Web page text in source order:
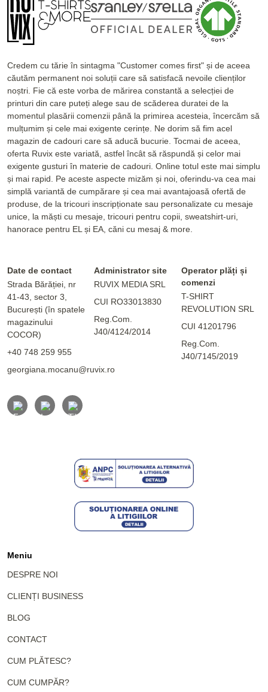
Credem cu tărie în sintagma "Customer comes first" și de aceea
căutăm permanent noi soluții care să satisfacă nevoile clienților
noștri. Fie că este vorba de mărirea constantă a selecției de
printuri din care puteți alege sau de scăderea duratei de la
momentul plasării comenzii până la primirea acesteia, încercăm să
mulțumim și cele mai exigente cerințe. Ne dorim să fim acel
magazin de cadouri care să aducă bucurie. Tocmai de aceea,
oferta Ruvix este variată, astfel încât să răspundă și celor mai
exigente gusturi în materie de cadouri. Online totul este mai simplu
și mai rapid. Pe aceste aspecte mizăm și noi, oferindu-va cea mai
simplă variantă de cumpărare și cea mai avantajoasă ofertă de
produse, de la tricouri inscripționate sau personalizate cu mesaje
unice, la măști cu mesaje, tricouri pentru copii, sweatshirt-uri,
hanorace pentru EL și EA, căni cu mesaj & more.
Date de contact
Strada Bărăției, nr
41-43, sector 3,
București (în spatele
magazinului
COCOR)
+40 748 259 955
georgiana.mocanu@ruvix.ro
Administrator site
RUVIX MEDIA SRL
CUI RO33013830
Reg.Com.
J40/4124/2014
Operator plăți și
comenzi
T-SHIRT
REVOLUTION SRL
CUI 41201796
Reg.Com.
J40/7145/2019
Meniu
DESPRE NOI
CLIENȚI BUSINESS
BLOG
CONTACT
CUM PLĂTESC?
CUM CUMPĂR?